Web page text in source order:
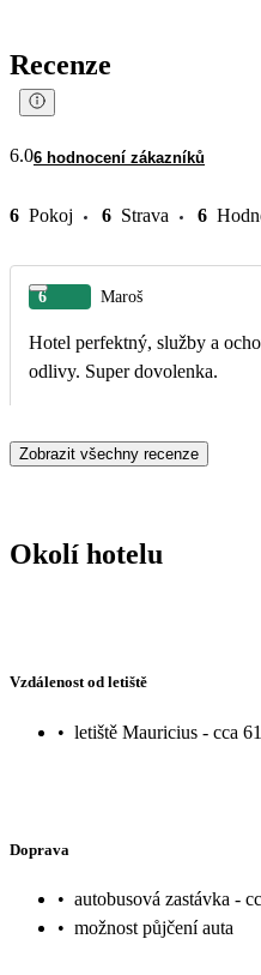
Recenze
6.06 hodnocení zákazníků
6 Pokoj 6 Strava 6
6 Maroš
Hotel perfektný, služby a
odlivy. Super dovolenka.
Zobrazit všechny recenze
Okolí hotelu
Vzdálenost od letiště
• letiště Mauricius - cca
Doprava
• autobusová zastávka -
• možnost půjčení auta